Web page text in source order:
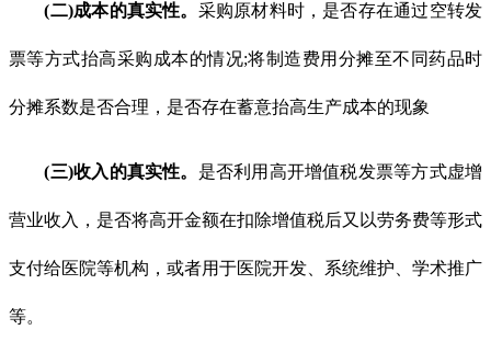
(二)成本的真实性。 采购原材料时，是否存在通过空转发
票等方式抬高采购成本的情况;将制造费用分摊至不同药品时
分摊系数是否合理，是否存在蓄意抬高生产成本的现象
(三)收入的真实性。 是否利用高开增值税发票等方式虚增
营业收入，是否将高开金额在扣除增值税后又以劳务费等形式
支付给医院等机构，或者用于医院开发、系统维护、学术推广
等。